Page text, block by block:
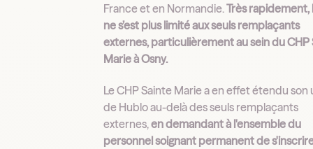
France et en Normandie.Très rapidement,
ne s’est plus limité aux seuls remplaçants
externes, particulièrement au sein du CHP
Marie à Osny.
Le CHP Sainte Marie a en effet étendu son
de Hublo au-delà des seuls remplaçants
externes,en demandant à l'ensemble du
personnel soignant permanent de